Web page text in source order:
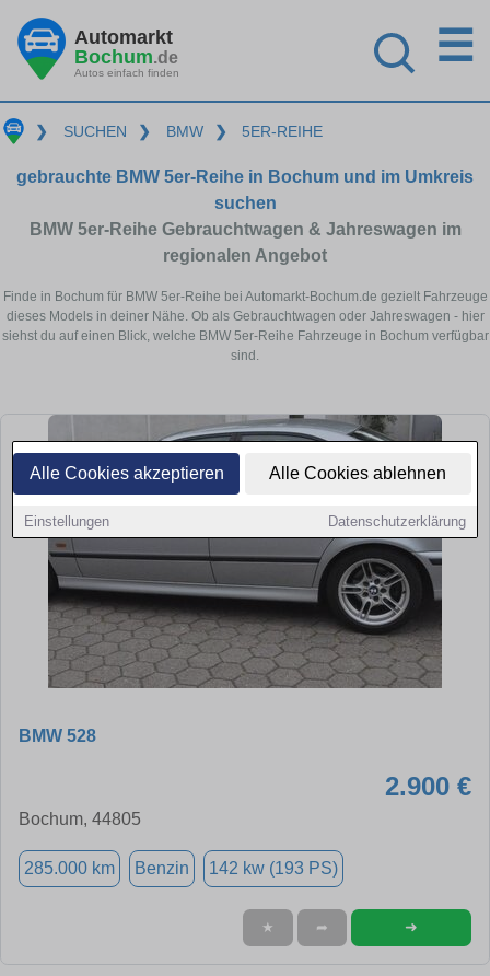
Alle Cookies akzeptieren Alle Cookies ablehnen
Einstellungen Datenschutzerklärung
Automarkt
Bochum.de
Autos einfach finden
☰
❯ SUCHEN ❯ BMW ❯ 5ER-REIHE
gebrauchte BMW 5er-Reihe in Bochum und im Umkreis
suchen
BMW 5er-Reihe Gebrauchtwagen & Jahreswagen im
regionalen Angebot
Finde in Bochum für BMW 5er-Reihe bei Automarkt-Bochum.de gezielt Fahrzeuge
dieses Models in deiner Nähe. Ob als Gebrauchtwagen oder Jahreswagen - hier
siehst du auf einen Blick, welche BMW 5er-Reihe Fahrzeuge in Bochum verfügbar
sind.
BMW 528
2.900 €
Bochum, 44805
285.000 km Benzin 142 kw (193 PS)
★ ➦ ➜